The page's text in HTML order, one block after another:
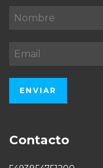
Contacto